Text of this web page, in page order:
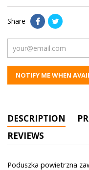
Share
NOTIFY ME WHEN
DESCRIPTION
REVIEWS
Poduszka powietrzna